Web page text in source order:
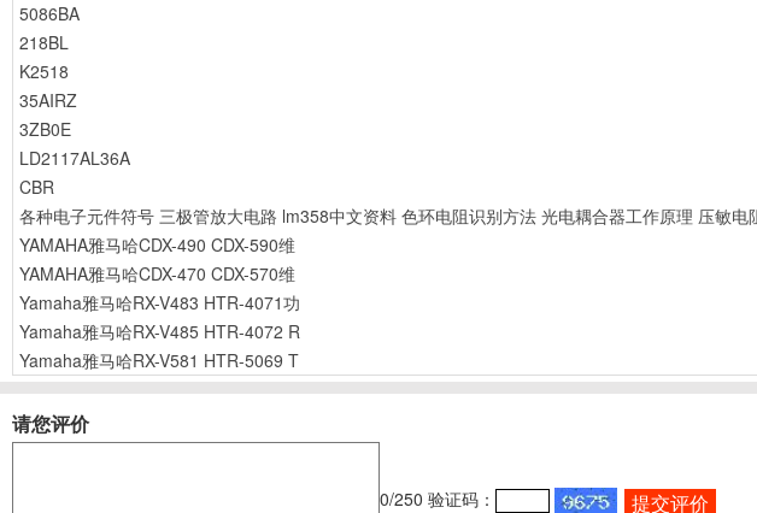
5086BA
218BL
K2518
35AIRZ
3ZB0E
LD2117AL36A
CBR
各种电子元件符号 三极管放大电路 lm358中文资料 色环电阻识别方法 光电耦合器工作原理 压敏电
YAMAHA雅马哈CDX-490 CDX-590维
YAMAHA雅马哈CDX-470 CDX-570维
Yamaha雅马哈RX-V483 HTR-4071功
Yamaha雅马哈RX-V485 HTR-4072 R
Yamaha雅马哈RX-V581 HTR-5069 T
请您评价
0/250 验证码：